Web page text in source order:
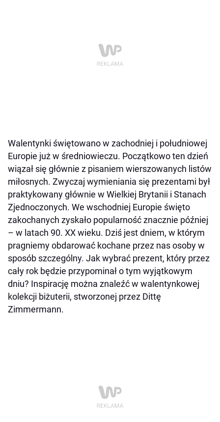
Walentynki świętowano w zachodniej i południowej
Europie już w średniowieczu. Początkowo ten dzień
wiązał się głównie z pisaniem wierszowanych listów
miłosnych. Zwyczaj wymieniania się prezentami był
praktykowany głównie w Wielkiej Brytanii i Stanach
Zjednoczonych. We wschodniej Europie święto
zakochanych zyskało popularność znacznie później
– w latach 90. XX wieku. Dziś jest dniem, w którym
pragniemy obdarować kochane przez nas osoby w
sposób szczególny. Jak wybrać prezent, który przez
cały rok będzie przypominał o tym wyjątkowym
dniu? Inspirację można znaleźć w walentynkowej
kolekcji biżuterii, stworzonej przez Dittę
Zimmermann.